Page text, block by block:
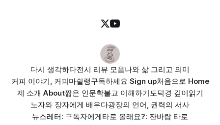
다시 생각하다전시 리뷰 모음나와 삶 그리고 의미
커피 이야기, 커피마쉴랭구독하세요 Sign up처음으로 Home
제 소개 About짧은 인문학불교 이해하기도덕경 깊이읽기
노자와 장자에게 배우다광장의 언어, 권력의 서사
뉴스레터: 구독자에게타로 볼래요?: 잔바람 타로